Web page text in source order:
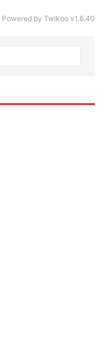
Powered by Twikoo v1.6.40